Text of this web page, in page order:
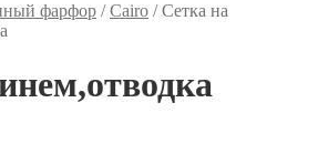
фарфор /Cairo /Сетка на